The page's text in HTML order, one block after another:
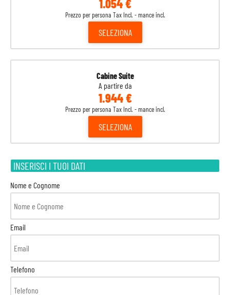
1.054 €
Prezzo per persona Tax Incl. - mance incl.
SELEZIONA
Cabine Suite
A partire da
1.944 €
Prezzo per persona Tax Incl. - mance incl.
SELEZIONA
INSERISCI I TUOI DATI
Nome e Cognome
Email
Telefono